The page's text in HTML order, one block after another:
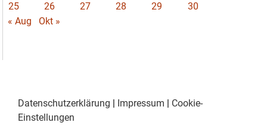
25
26 27 28 29
30
« Aug
Okt »
Datenschutzerklärung Impressum
Cookie-
Einstellungen